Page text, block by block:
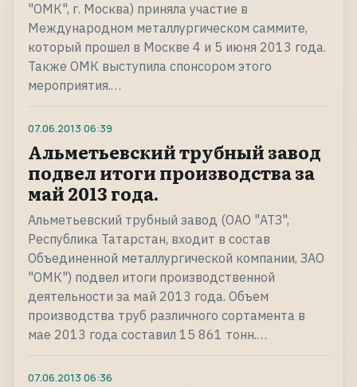
"ОМК", г. Москва) приняла участие в
Международном металлургическом саммите,
который прошел в Москве 4 и 5 июня 2013 года.
Также ОМК выступила спонсором этого
мероприятия.…
07.06.2013 06:39
Альметьевский трубный завод
подвел итоги производства за
май 2013 года.
Альметьевский трубный завод (ОАО "АТЗ",
Республика Татарстан, входит в состав
Объединенной металлургической компании, ЗАО
"ОМК") подвел итоги производственной
деятельности за май 2013 года. Объем
производства труб различного сортамента в
мае 2013 года составил 15 861 тонн.…
07.06.2013 06:36